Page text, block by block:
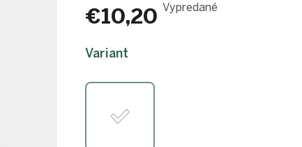
€10,20
cena:
Vypredané
Variant